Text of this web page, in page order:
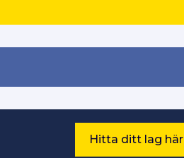
Hitta ditt lag här